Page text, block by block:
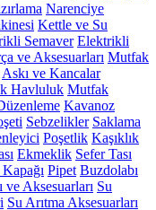
Narenciye
Kettle ve Su
Semaver Elektrikli
ve Aksesuarları Mutfak
Askı ve Kancalar
Havluluk Mutfak
Kavanoz
Sebzelikler Saklama
Poşetlik Kaşıklık
Ekmeklik Sefer Tası
Pipet Buzdolabı
ve Aksesuarları Su
Su Arıtma Aksesuarları